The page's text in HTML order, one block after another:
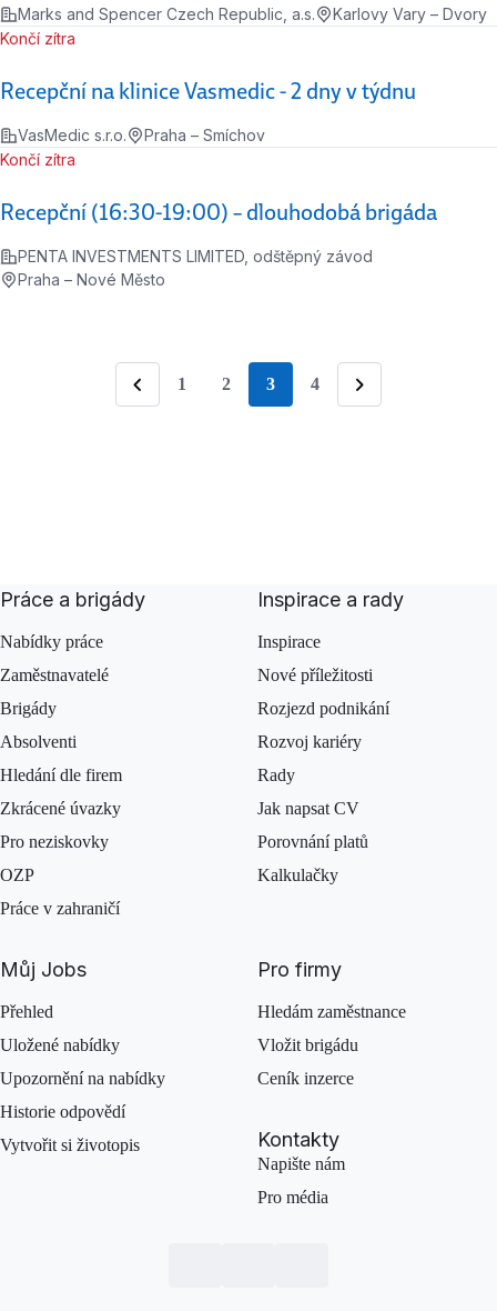
Marks and Spencer Czech Republic, a.s.
Karlovy Vary – Dvory
Recepční na klinice Vasmedic - 2 dny v týdnu
Končí zítra
VasMedic s.r.o. Praha – Smíchov
Recepční (16:30-19:00) – dlouhodobá brigáda
Končí zítra
PENTA INVESTMENTS LIMITED, odštěpný závod
Praha – Nové Město
Předchozí
1 2 stránka
3 4
Následující
Práce a brigády
Nabídky práce
Zaměstnavatelé
Brigády
Absolventi
Hledání dle firem
Zkrácené úvazky
Pro neziskovky
OZP
Práce v zahraničí
Inspirace a rady
Inspirace
Nové příležitosti
Rozjezd podnikání
Rozvoj kariéry
Rady
Jak napsat CV
Porovnání platů
Kalkulačky
Můj Jobs
Přehled
Uložené nabídky
Upozornění na nabídky
Historie odpovědí
Vytvořit si životopis
Pro firmy
Hledám zaměstnance
Vložit brigádu
Ceník inzerce
Kontakty
Napište nám
Pro média